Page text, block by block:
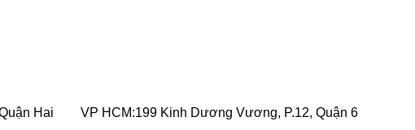
Hai
VP HCM:199 Kinh Dương Vương, P.12, Quận 6